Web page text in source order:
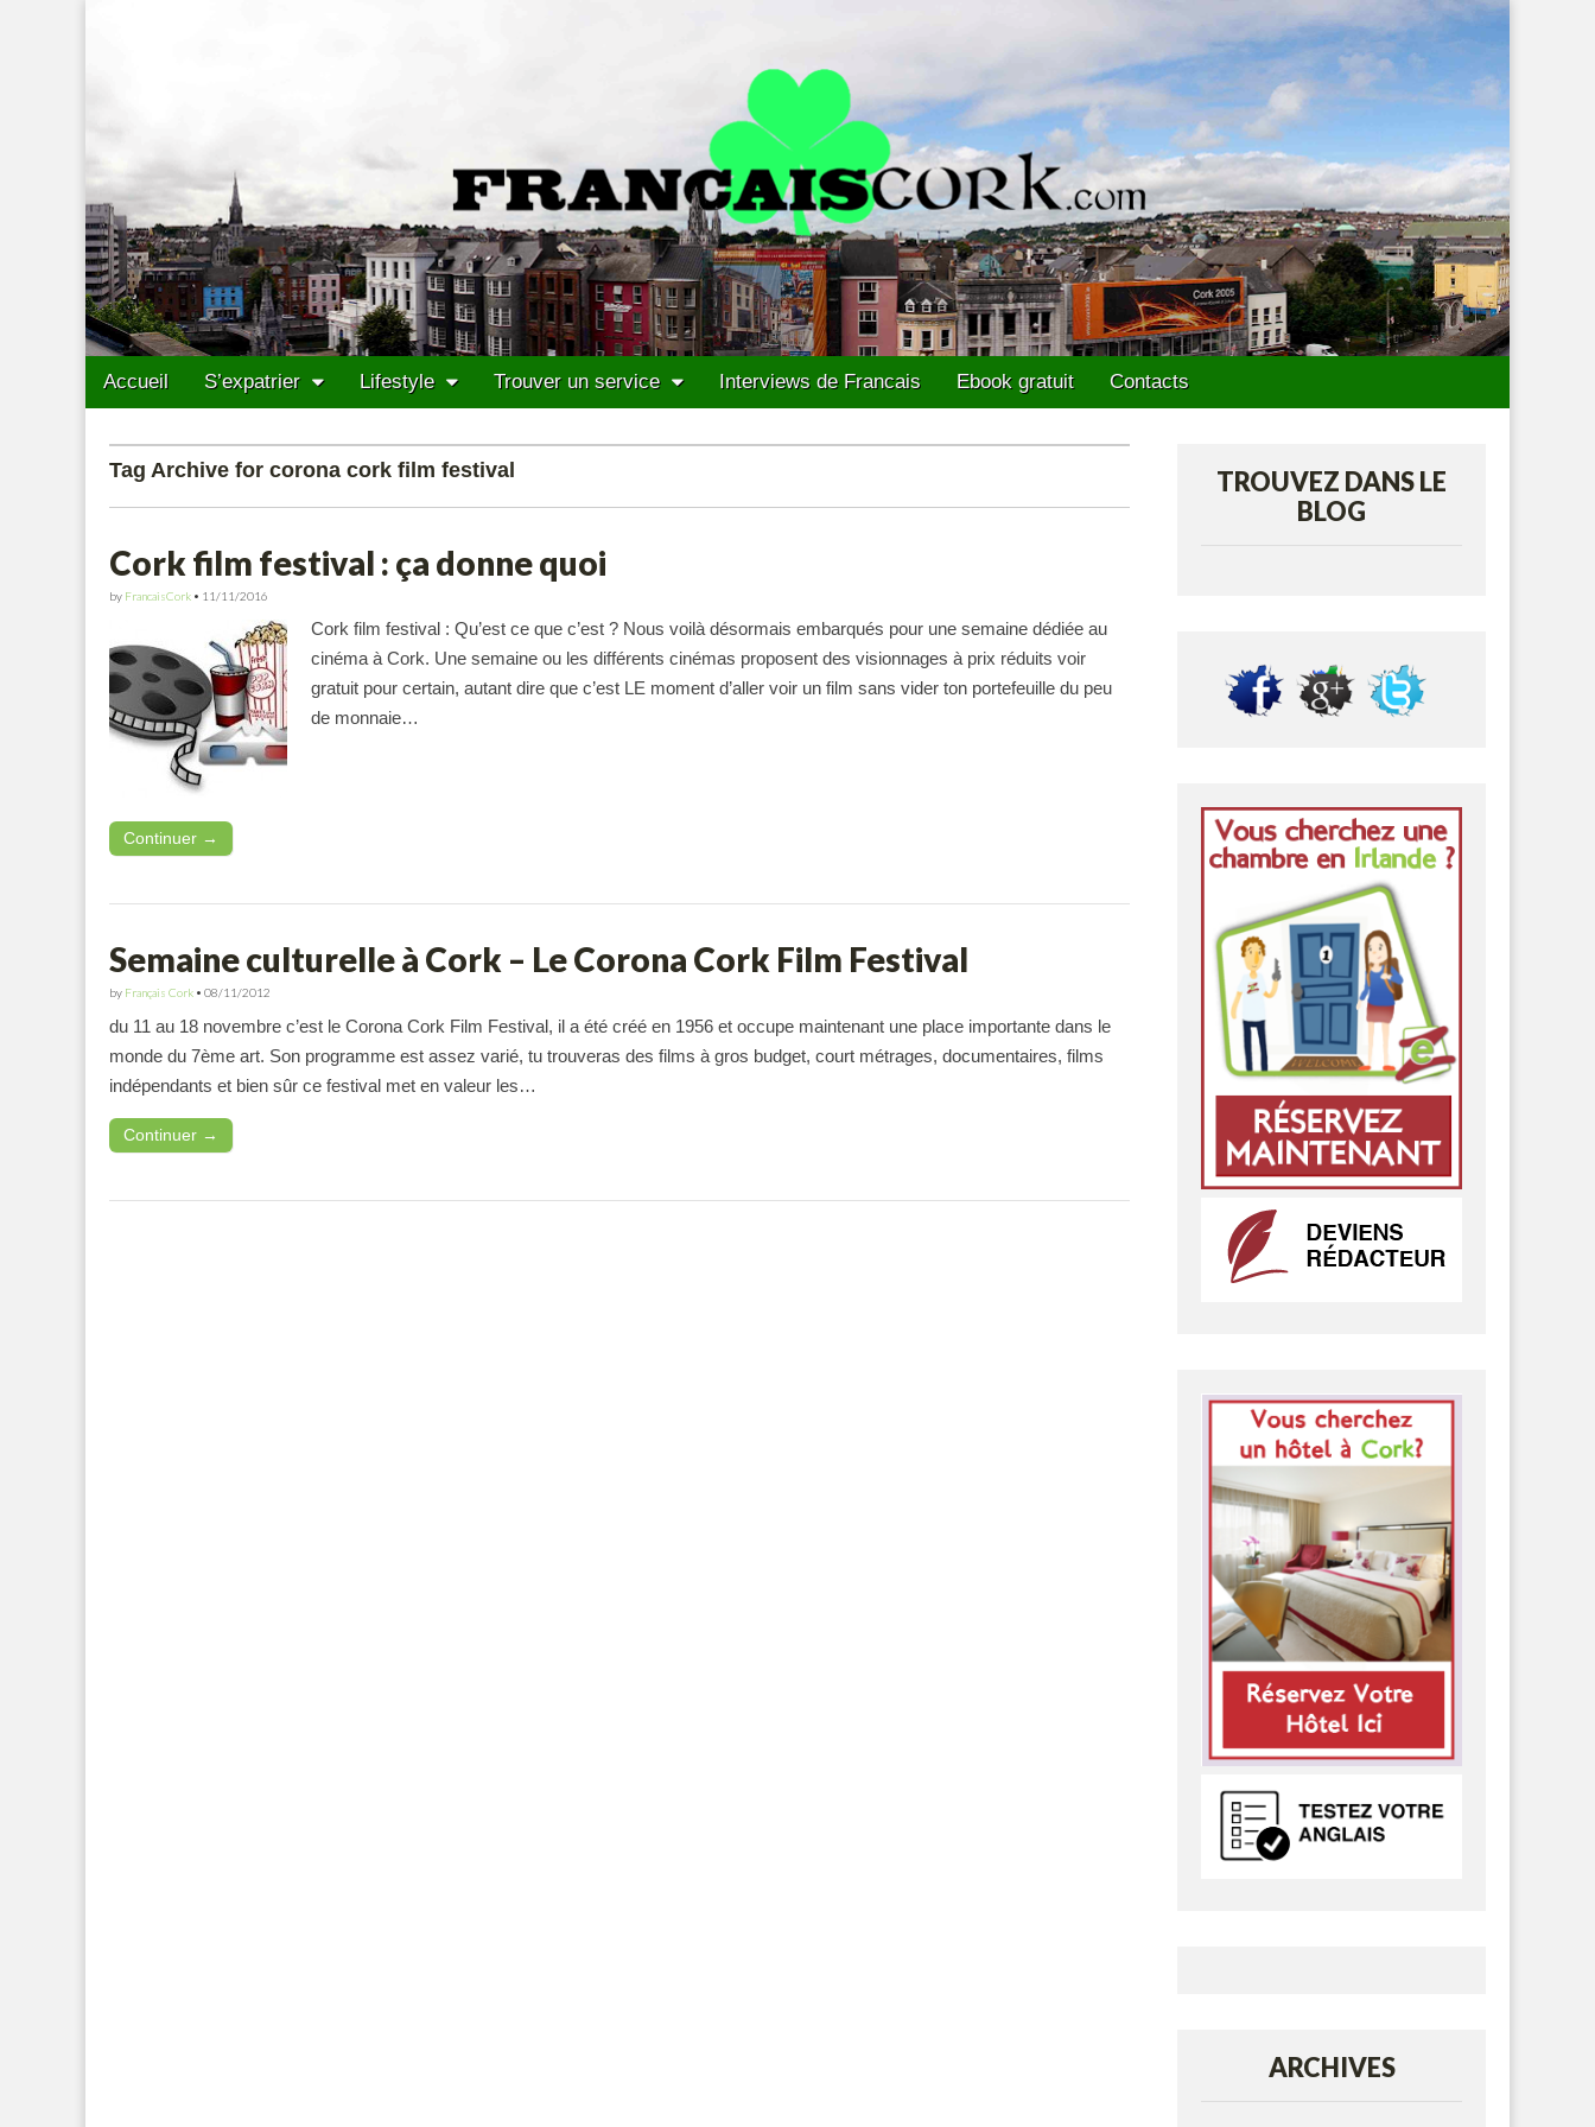
Main menu
Skip to content
Accueil S’expatrier Lifestyle Trouver un service Interviews de Francais Ebook gratuit Contacts
Tag Archive for corona cork film festival
Cork film festival : ça donne quoi
by FrancaisCork • 11/11/2016
Cork film festival : Qu’est ce que c’est ? Nous voilà désormais embarqués pour une semaine dédiée au
cinéma à Cork. Une semaine ou les différents cinémas proposent des visionnages à prix réduits voir
gratuit pour certain, autant dire que c’est LE moment d’aller voir un film sans vider ton portefeuille du peu
de monnaie…
Continuer →
Semaine culturelle à Cork – Le Corona Cork Film Festival
by Français Cork • 08/11/2012
du 11 au 18 novembre c’est le Corona Cork Film Festival, il a été créé en 1956 et occupe maintenant une place importante dans le
monde du 7ème art. Son programme est assez varié, tu trouveras des films à gros budget, court métrages, documentaires, films
indépendants et bien sûr ce festival met en valeur les…
Continuer →
TROUVEZ DANS LE
BLOG
ARCHIVES